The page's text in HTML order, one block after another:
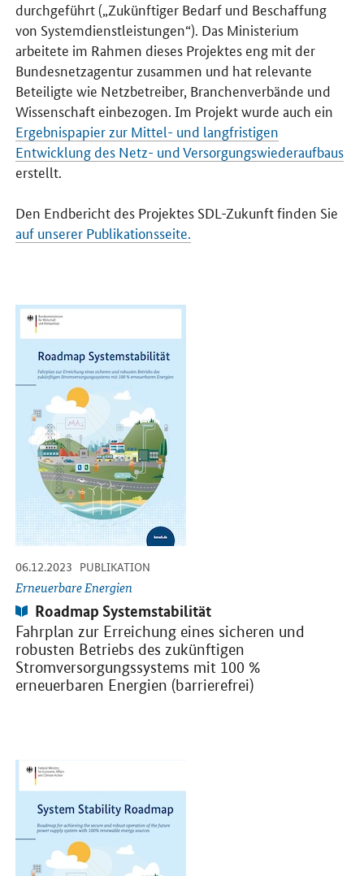
durchgeführt („Zukünftiger Bedarf und Beschaffung
von Systemdienstleistungen“). Das Ministerium
arbeitete im Rahmen dieses Projektes eng mit der
Bundesnetzagentur zusammen und hat relevante
Beteiligte wie Netzbetreiber, Branchenverbände und
Wissenschaft einbezogen. Im Projekt wurde auch ein
Ergebnispapier zur Mittel- und langfristigen
Entwicklung des Netz- und Versorgungswiederaufbaus
erstellt.
Den Endbericht des Projektes SDL-Zukunft finden Sie
auf unserer Publikationsseite.
06.12.2023 -
PUBLIKATION
Erneuerbare Energien
Publikation:
Roadmap Systemstabilität
Fahrplan zur Erreichung eines sicheren und
robusten Betriebs des zukünftigen
Stromversorgungssystems mit 100 %
erneuerbaren Energien (barrierefrei)
Öffnet PDF "Roadmap Systemstabilität" in neuem Fenster.
Öffnet PDF "System Stability Roadmap" in neuem Fenster.